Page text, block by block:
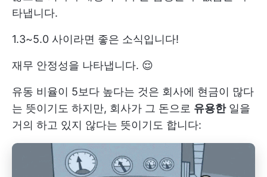
타냅니다.
1.3~5.0 사이라면 좋은 소식입니다!
재무 안정성을 나타냅니다. 😌
유동 비율이 5보다 높다는 것은 회사에 현금이 많다
는 뜻이기도 하지만, 회사가 그 돈으로 유용한일을
거의 하고 있지 않다는 뜻이기도 합니다: